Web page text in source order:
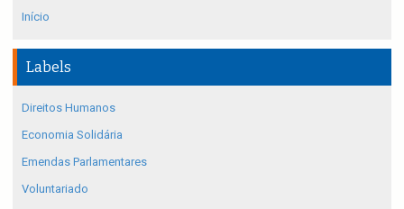
Início
Labels
Direitos Humanos
Economia Solidária
Emendas Parlamentares
Voluntariado